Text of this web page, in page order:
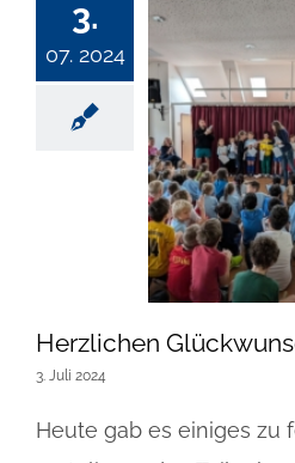
3.
07. 2024
Herzlichen
Glückwunsch!
Herzlichen
3. Juli 2024
Heute gab es einiges zu